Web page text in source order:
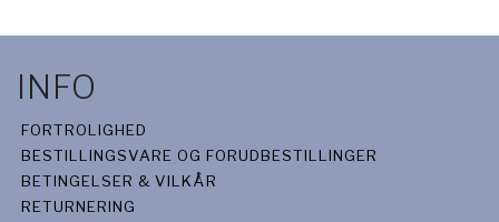
INFO
FORTROLIGHED
BESTILLINGSVARE OG FORUDBESTILLINGER
BETINGELSER & VILKÅR
RETURNERING